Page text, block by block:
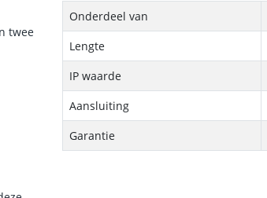
twee
Onderdeel van
Lengte
IP waarde
Aansluiting
Garantie